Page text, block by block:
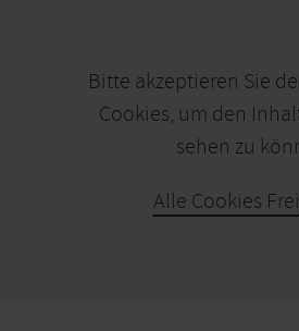
Bitte akzeptieren Sie
Cookies, um den
sehen zu
Alle Cookies